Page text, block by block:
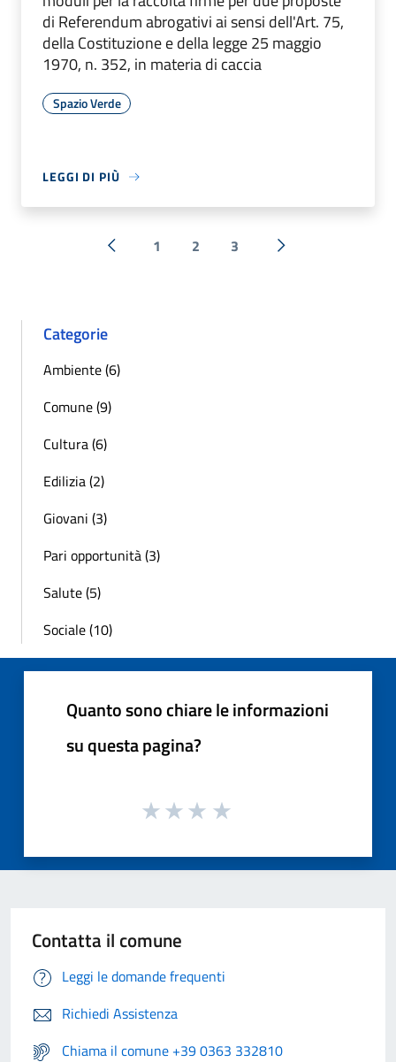
di Referendum abrogativi ai sensi dell'Art. 75,
della Costituzione e della legge 25 maggio
1970, n. 352, in materia di caccia
Spazio Verde
LEGGI DI PIÙ
« Precedente
1 2 3 Successiva »
Categorie
Ambiente (6)
Comune (9)
Cultura (6)
Edilizia (2)
Giovani (3)
Pari opportunità (3)
Salute (5)
Sociale (10)
Quanto sono chiare le informazioni
su questa pagina?
Contatta il comune
Leggi le domande frequenti
Richiedi Assistenza
Chiama il comune +39 0363 332810